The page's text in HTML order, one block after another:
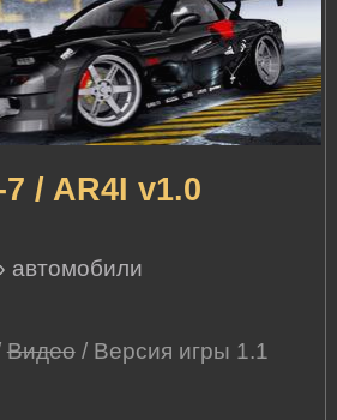
/ AR4I v1.0
автомобили
Видео/ Версия игры 1.1